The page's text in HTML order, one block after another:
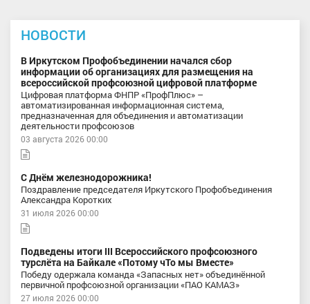
НОВОСТИ
В Иркутском Профобъединении начался сбор
информации об организациях для размещения на
всероссийской профсоюзной цифровой платформе
Цифровая платформа ФНПР «ПрофПлюс» –
автоматизированная информационная система,
предназначенная для объединения и автоматизации
деятельности профсоюзов
03 августа 2026 00:00
С Днём железнодорожника!
Поздравление председателя Иркутского Профобъединения
Александра Коротких
31 июля 2026 00:00
Подведены итоги III Всероссийского профсоюзного
турслёта на Байкале «Потому чТо мы Вместе»
Победу одержала команда «Запасных нет» объединённой
первичной профсоюзной организации «ПАО КАМАЗ»
27 июля 2026 00:00